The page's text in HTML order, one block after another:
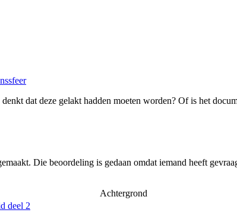
dat deze gelakt hadden moeten worden? Of is het
Die beoordeling is gedaan omdat iemand heeft
Achtergrond
deel 2